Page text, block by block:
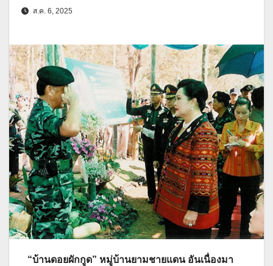
ส.ค. 6, 2025
“บ้านดอยผักกูด” หมู่บ้านยามชายแดน อันเนื่องมา